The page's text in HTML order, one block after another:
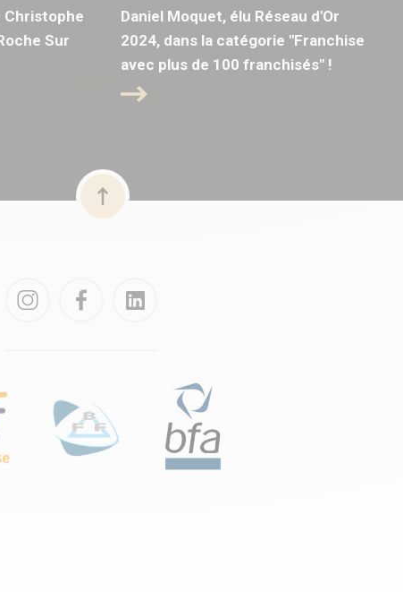
Christophe
Sur
Daniel Moquet, élu Réseau d'Or
2024, dans la catégorie "Franchise
avec plus de 100 franchisés" !